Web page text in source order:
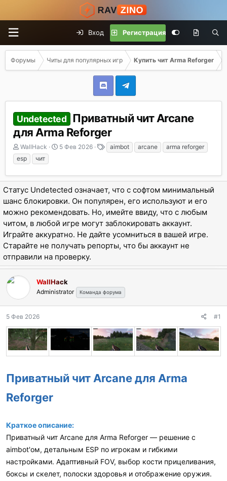
Вход Регистрация
Форумы Читы для популярных игр Купить чит Arma Reforger
Undetected
Приватный чит Arcane
для Arma Reforger
А
в
т
р
т
е
м
WallHack
Д
н
а
ч
а
л
а
5 Фев 2026
е
aimbot arcane
arma reforger
esp
чит
Статус Undetected означает, что с софтом минимальный
шанс блокировки. Он популярен, его используют и его
можно рекомендовать. Но, имейте ввиду, что с любым
читом, в любой игре могут заблокировать аккаунт.
Играйте аккуратно. Не дайте усомниться в вашей игре.
Старайте не получать репорты, что бы аккаунт не
отправили на проверку.
WallHack
Administrator Команда форума
5 Фев 2026 #1
Приватный чит Arcane для Arma
Reforger
Краткое описание:
Приватный чит Arcane для Arma Reforger — решение с
aimbot'ом, детальным ESP по игрокам и гибкими
настройками. Адаптивный FOV, выбор кости прицеливания,
боксы и скелет, полоски здоровья и отображение оружия.